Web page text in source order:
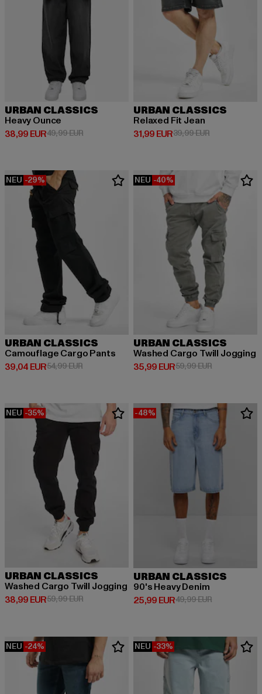
URBAN CLASSICS
Heavy Ounce
38,99 EUR
Derzeitiger Preis: 38,99 EUR
49,99 EURAktionspreis: 49,99 EUR
URBAN CLASSICS
Relaxed Fit Jean
31,99 EUR
Derzeitiger Preis: 31,99 EUR
39,99 EURAktionspreis:
NEU -29%
URBAN CLASSICS
Camouflage Cargo Pants
39,04 EUR
Derzeitiger Preis: 39,04 EUR
54,99 EURAktionspreis: 54,99 EUR
NEU -40%
URBAN CLASSICS
Washed Cargo Twill Jogging
35,99 EUR
Derzeitiger Preis: 35,99 EUR
59,99 EURAktionspreis:
NEU -35%
URBAN CLASSICS
Washed Cargo Twill Jogging
38,99 EUR
Derzeitiger Preis: 38,99 EUR
59,99 EURAktionspreis: 59,99 EUR
-48%
URBAN CLASSICS
90's Heavy Denim
25,99 EUR
Derzeitiger Preis: 25,99 EUR
49,99 EURAktionspreis:
NEU -24% NEU -33%